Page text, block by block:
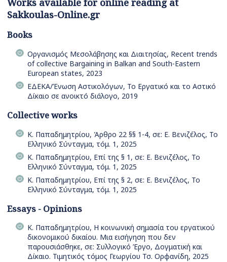
Sakkoulas-Online.gr
Books
Οργανισμός Μεσολάβησης και Διαιτησίας, Recent trends
of collective Bargaining in Balkan and South-Eastern
European states, 2023
ΕΔΕΚΑ/Ένωση Αστικολόγων, Το Εργατικό και το Αστικό
Δίκαιο σε ανοικτό διάλογο, 2019
Collective works
Κ. Παπαδημητρίου, Άρθρο 22 §§ 1-4, σε: Ε. Βενιζέλος, Το
Ελληνικό Σύνταγμα, τόμ. 1, 2025
Κ. Παπαδημητρίου, Επί της § 1, σε: Ε. Βενιζέλος, Το
Ελληνικό Σύνταγμα, τόμ. 1, 2025
Κ. Παπαδημητρίου, Επί της § 2, σε: Ε. Βενιζέλος, Το
Ελληνικό Σύνταγμα, τόμ. 1, 2025
Essays - Opinions
Κ. Παπαδημητρίου, Η κοινωνική σημασία του εργατικού
δικονομικού δικαίου. Μια εισήγηση που δεν
παρουσιάσθηκε, σε: Συλλογικό Έργο, Δογματική και
Δίκαιο. Τιμητικός τόμος Γεωργίου Τσ. Ορφανίδη, 2025